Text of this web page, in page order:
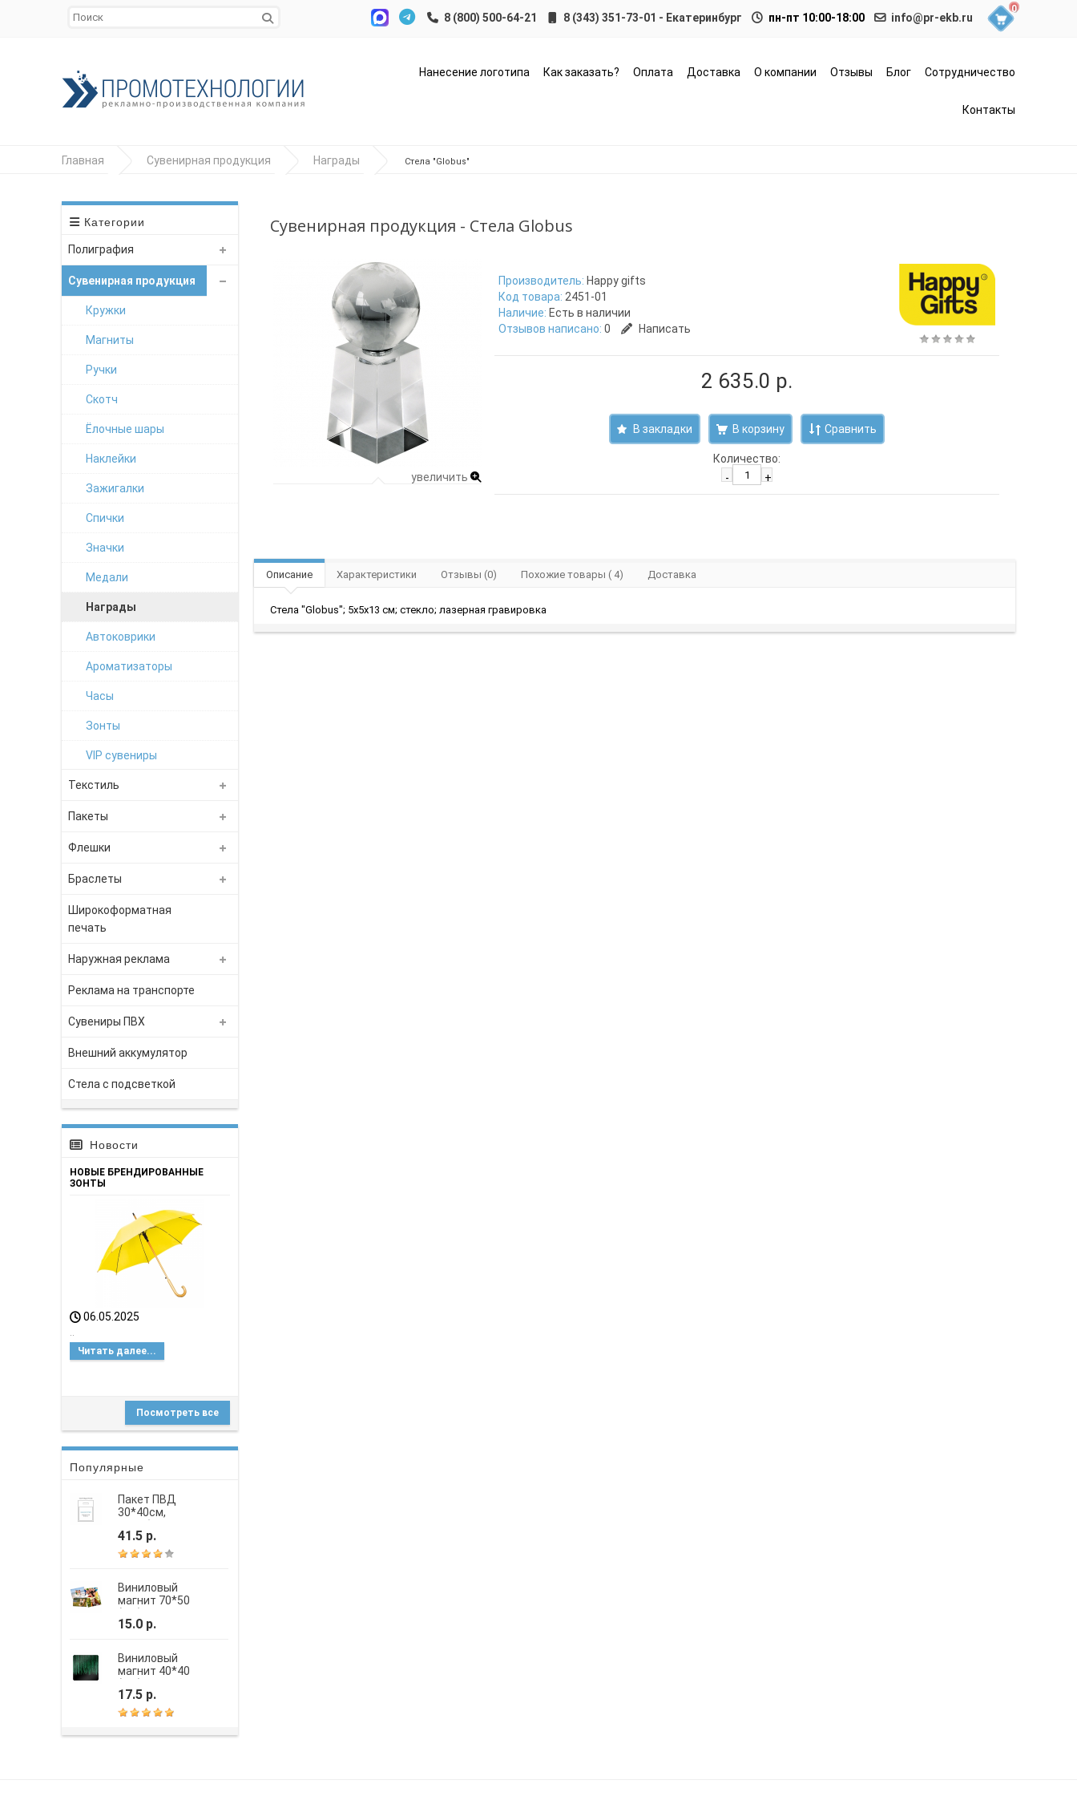
8 (343) 351-73-01 - Екатеринбург пн-пт 10:00-18:00 info@pr-ekb.ru
0
Нанесение логотипа Как заказать? Оплата Доставка О компании Отзывы Блог Сотрудничество
Контакты
Главная Сувенирная продукция Награды Стела "Globus"
Категории
Полиграфия
Сувенирная продукция
Кружки
Магниты
Ручки
Скотч
Ёлочные шары
Наклейки
Зажигалки
Спички
Значки
Медали
Награды
Автоковрики
Ароматизаторы
Часы
Зонты
VIP сувениры
Текстиль
Пакеты
Флешки
Браслеты
Широкоформатная
печать
Наружная реклама
Реклама на транспорте
Сувениры ПВХ
Внешний аккумулятор
Стела с подсветкой
Новости
НОВЫЕ БРЕНДИРОВАННЫЕ
ЗОНТЫ
06.05.2025
..
Читать далее...
Посмотреть все
Популярные
Пакет ПВД
30*40см,
усиленная ручка,
шелкография
41.5 р.
Виниловый
магнит 70*50
15.0 р.
Виниловый
магнит 40*40
17.5 р.
Сувенирная продукция - Стела Globus
увеличить
Производитель: Happy gifts
Код товара: 2451-01
Наличие: Есть в наличии
Отзывов написано: 0 Написать
2 635.0 р.
В закладки Сравнить
Количество:
-
+
Описание Характеристики Отзывы (0) Похожие товары ( 4) Доставка
Стела "Globus"; 5х5х13 см; стекло; лазерная гравировка